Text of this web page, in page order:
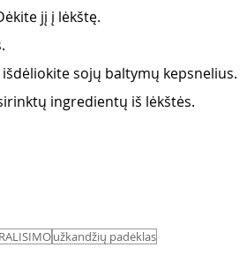
jį į lėkštę.
sojų baltymų kepsnelius.
ingredientų iš lėkštės.
užkandžių padėklas